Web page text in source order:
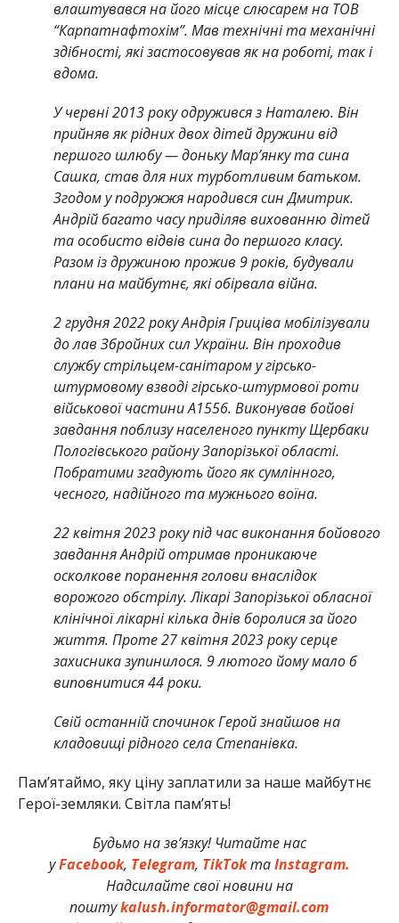
влаштувався на його місце слюсарем на ТОВ
“Карпатнафтохім”. Мав технічні та механічні
здібності, які застосовував як на роботі, так і
вдома.
У червні 2013 року одружився з Наталею. Він
прийняв як рідних двох дітей дружини від
першого шлюбу — доньку Мар’янку та сина
Сашка, став для них турботливим батьком.
Згодом у подружжя народився син Дмитрик.
Андрій багато часу приділяв вихованню дітей
та особисто відвів сина до першого класу.
Разом із дружиною прожив 9 років, будували
плани на майбутнє, які обірвала війна.
2 грудня 2022 року Андрія Гриціва мобілізували
до лав Збройних сил України. Він проходив
службу стрільцем-санітаром у гірсько-
штурмовому взводі гірсько-штурмової роти
військової частини А1556. Виконував бойові
завдання поблизу населеного пункту Щербаки
Пологівського району Запорізької області.
Побратими згадують його як сумлінного,
чесного, надійного та мужнього воїна.
22 квітня 2023 року під час виконання бойового
завдання Андрій отримав проникаюче
осколкове поранення голови внаслідок
ворожого обстрілу. Лікарі Запорізької обласної
клінічної лікарні кілька днів боролися за його
життя. Проте 27 квітня 2023 року серце
захисника зупинилося. 9 лютого йому мало б
виповнитися 44 роки.
Свій останній спочинок Герой знайшов на
кладовищі рідного села Степанівка.
Памʼятаймо, яку ціну заплатили за наше майбутнє
Герої-земляки. Світла пам’ять!
Будьмо на зв’язку! Читайте нас
уFacebook, Telegram, TikTokтаInstagram.
Надсилайте свої новини на
поштуkalush.informator@gmail.com